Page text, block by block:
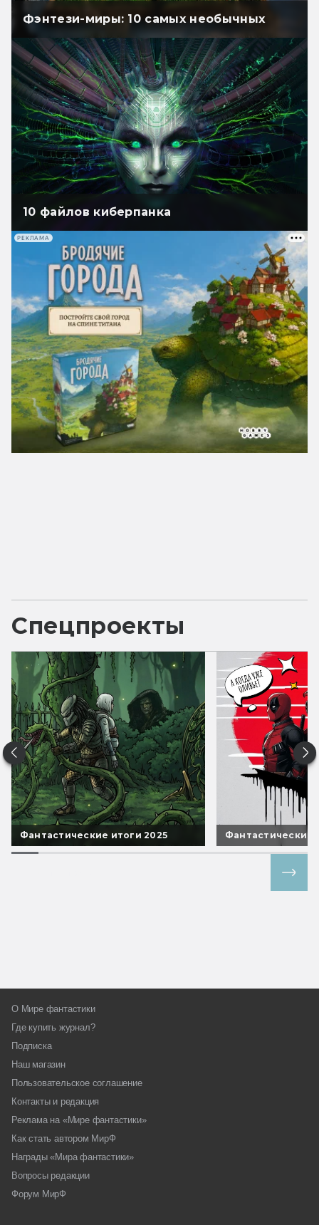
Фэнтези-миры: 10 самых необычных
10 файлов киберпанка
РЕКЛАМА
Спецпроекты
Фантастические итоги 2025 Фантастические
О Мире фантастики
Где купить журнал?
Подписка
Наш магазин
Пользовательское соглашение
Контакты и редакция
Реклама на «Мире фантастики»
Как стать автором МирФ
Награды «Мира фантастики»
Вопросы редакции
Форум МирФ